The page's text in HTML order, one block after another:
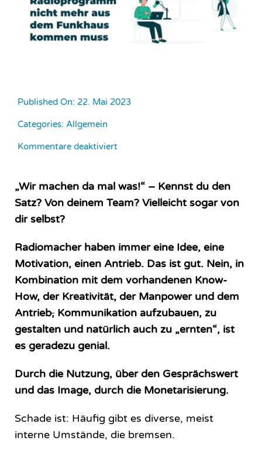
Published On: 22. Mai 2023
Categories: Allgemein
Kommentare deaktiviertfür
gramm
nicht
mehr
Funkhaus
kommen
muss
„Wir machen da mal was!“ – Kennst du den
Satz? Von deinem Team? Vielleicht sogar von
dir selbst?
Radiomacher haben immer eine Idee, eine
Motivation, einen Antrieb. Das ist gut. Nein, in
Kombination mit dem vorhandenen Know-
How, der Kreativität, der Manpower und dem
Antrieb, Kommunikation aufzubauen, zu
gestalten und natürlich auch zu „ernten“, ist
es geradezu genial.
Durch die Nutzung, über den Gesprächswert
und das Image, durch die Monetarisierung.
Schade ist: Häufig gibt es diverse, meist
interne Umstände, die bremsen.